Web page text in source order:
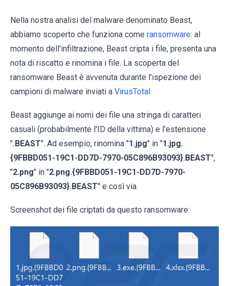
Nella nostra analisi del malware denominato Beast,
abbiamo scoperto che funziona come ransomware: al
momento dell'infiltrazione, Beast cripta i file, presenta una
nota di riscatto e rinomina i file. La scoperta del
ransomware Beast è avvenuta durante l'ispezione dei
campioni di malware inviati a VirusTotal.
Beast aggiunge ai nomi dei file una stringa di caratteri
casuali (probabilmente l'ID della vittima) e l'estensione
".BEAST". Ad esempio, rinomina "1.jpg" in "1.jpg.
{9FBBD051-19C1-DD7D-7970-05C896B93093}.BEAST",
"2.png" in "2.png.{9FBBD051-19C1-DD7D-7970-
05C896B93093}.BEAST" e così via.
Screenshot dei file criptati da questo ransomware: